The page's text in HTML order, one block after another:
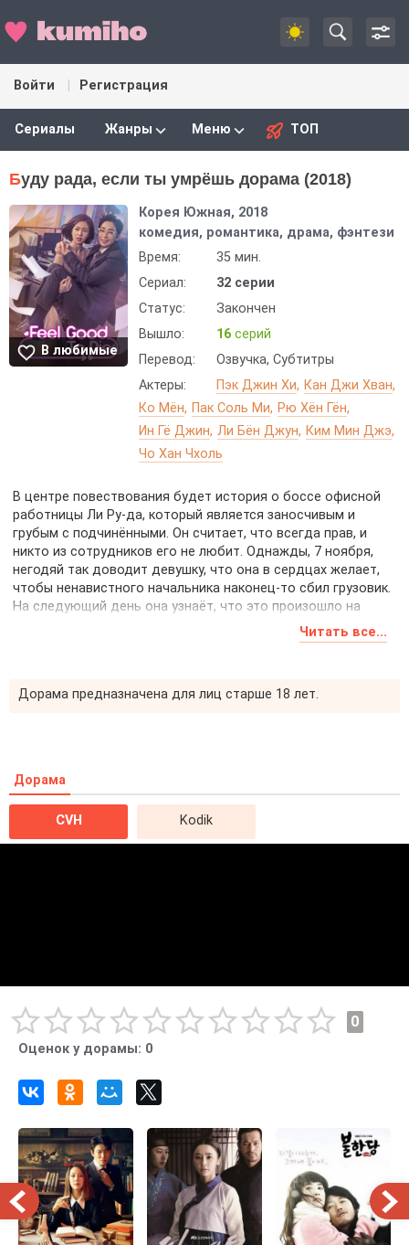
Войти Регистрация
Сериалы Жанры Меню ТОП
Буду рада, если ты умрёшь дорама (2018)
В любимые
Корея Южная, 2018
комедия, романтика, драма, фэнтези
Время:
35 мин.
Сериал:
32 серии
Статус:
Закончен
Вышло:
16серий
Перевод:
Озвучка, Субтитры
Актеры:
Пэк Джин Хи
Кан Джи Хван
Ко Мён
Пак Соль Ми
Рю Хён Гён
Ин Гё Джин Ли Бён Джун
Ким Мин Джэ
Чо Хан Чхоль
В центре повествования будет история о боссе офисной
работницы Ли Ру-да, который является заносчивым и
грубым с подчинёнными. Он считает, что всегда прав, и
никто из сотрудников его не любит. Однажды, 7 ноября,
негодяй так доводит девушку, что она в сердцах желает,
чтобы ненавистного начальника наконец-то сбил грузовик.
На следующий день она узнаёт, что это произошло на
самом деле, и более того - на дворе всё ещё 7 ноября.
Читать все...
Дорама предназначена для лиц старше 18 лет.
Дорама
CVH Kodik
0
Оценок у дорамы: 0